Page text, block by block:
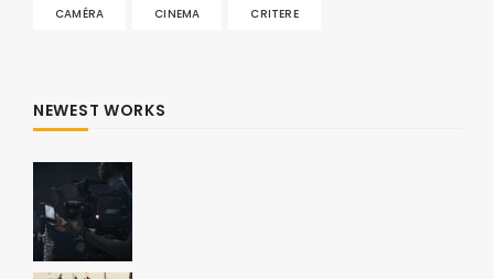
CAMÉRA CINEMA CRITERE
NEWEST WORKS